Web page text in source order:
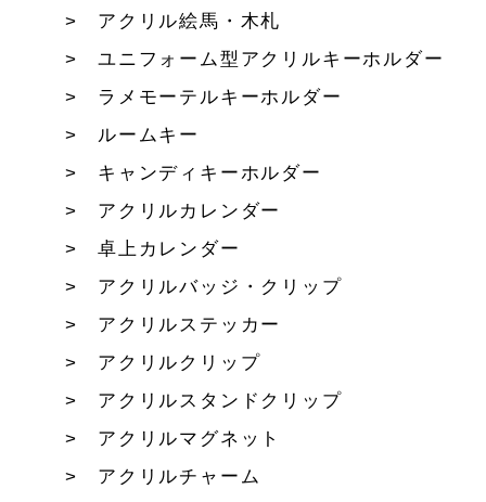
アクリル絵馬・木札
ユニフォーム型アクリルキーホルダー
ラメモーテルキーホルダー
ルームキー
キャンディキーホルダー
アクリルカレンダー
卓上カレンダー
アクリルバッジ・クリップ
アクリルステッカー
アクリルクリップ
アクリルスタンドクリップ
アクリルマグネット
アクリルチャーム